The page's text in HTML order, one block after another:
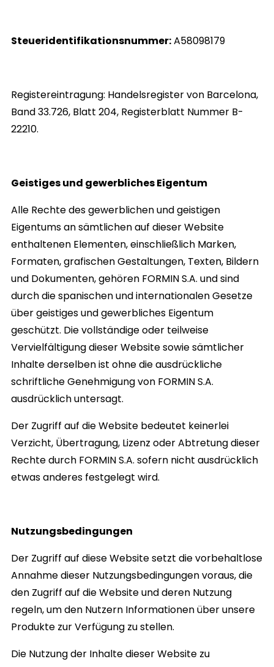
Steueridentifikationsnummer:A58098179
Registereintragung: Handelsregister von Barcelona,
Band 33.726, Blatt 204, Registerblatt Nummer B-
22210.
Geistiges und gewerbliches Eigentum
Alle Rechte des gewerblichen und geistigen
Eigentums an sämtlichen auf dieser Website
enthaltenen Elementen, einschließlich Marken,
Formaten, grafischen Gestaltungen, Texten, Bildern
und Dokumenten, gehören FORMIN S.A. und sind
durch die spanischen und internationalen Gesetze
über geistiges und gewerbliches Eigentum
geschützt. Die vollständige oder teilweise
Vervielfältigung dieser Website sowie sämtlicher
Inhalte derselben ist ohne die ausdrückliche
schriftliche Genehmigung von FORMIN S.A.
ausdrücklich untersagt.
Der Zugriff auf die Website bedeutet keinerlei
Verzicht, Übertragung, Lizenz oder Abtretung dieser
Rechte durch FORMIN S.A. sofern nicht ausdrücklich
etwas anderes festgelegt wird.
Nutzungsbedingungen
Der Zugriff auf diese Website setzt die vorbehaltlose
Annahme dieser Nutzungsbedingungen voraus, die
den Zugriff auf die Website und deren Nutzung
regeln, um den Nutzern Informationen über unsere
Produkte zur Verfügung zu stellen.
Die Nutzung der Inhalte dieser Website zu